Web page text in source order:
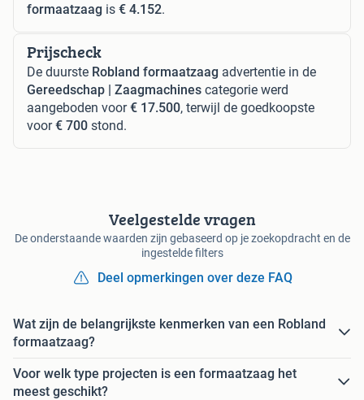
formaatzaag is € 4.152.
Prijscheck
De duurste Robland formaatzaag advertentie in de
Gereedschap | Zaagmachines categorie werd
aangeboden voor€ 17.500, terwijl de goedkoopste
voor€ 700 stond.
Veelgestelde vragen
De onderstaande waarden zijn gebaseerd op je zoekopdracht en de
ingestelde filters
Deel opmerkingen over deze FAQ
Wat zijn de belangrijkste kenmerken van een Robland
formaatzaag?
Voor welk type projecten is een formaatzaag het
meest geschikt?